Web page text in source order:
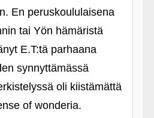
En peruskoululaisena
tai Yön hämäristä
E.T:tä parhaana
synnyttämässä
oli kiistämättä
of wonderia.